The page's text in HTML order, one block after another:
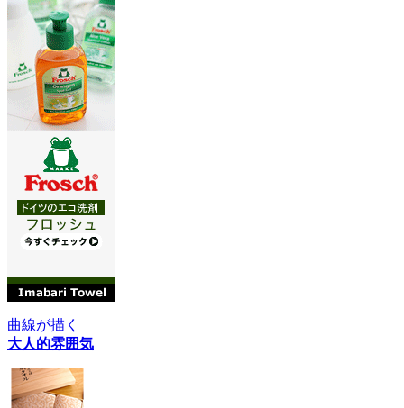
曲線が描く
大人的雰囲気